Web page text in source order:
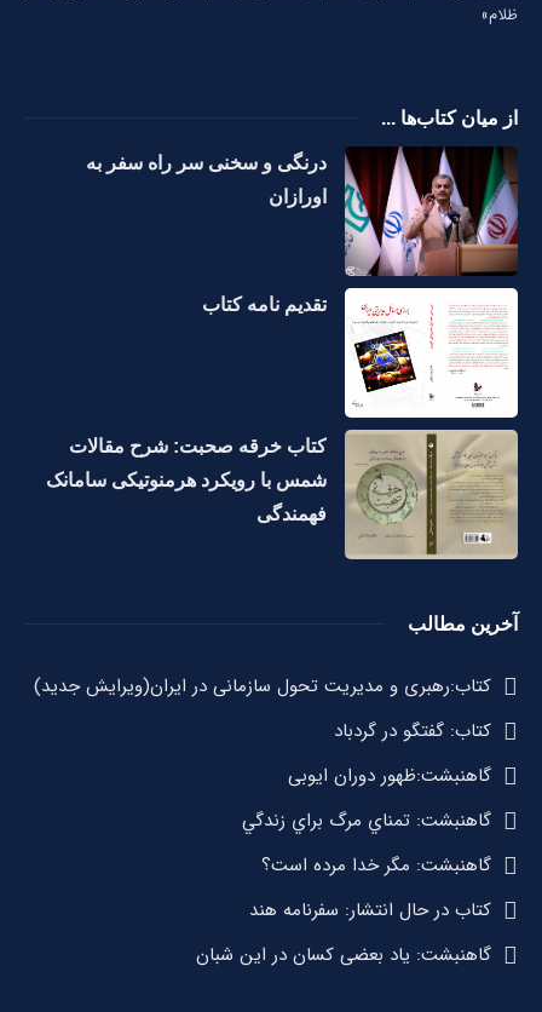
ظلام»
از میان کتاب‌ها ...
درنگی و سخنی سر راه سفر به
اورازان
تقدیم نامه کتاب
کتاب خرقه صحبت: شرح مقالات
شمس با رویکرد هرمنوتیکی سامانک
فهمندگی
آخرین مطالب
کتاب:رهبری و مدیریت تحول سازمانی در ایران(ویرایش جدید)
کتاب: گفتگو در گردباد
گاهنبشت:ظهور دوران ايوبی
گاهنبشت: تمناي مرگ براي زندگي
گاهنبشت: مگر خدا مرده است؟
کتاب در حال انتشار: سفرنامه هند
گاهنبشت: یاد بعضی کسان در این شبان